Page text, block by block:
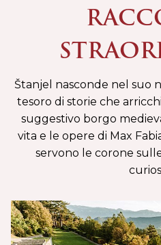
Štanjel nasconde nel suo
tesoro di storie che
suggestivo borgo
vita e le opere di Max
servono le corone